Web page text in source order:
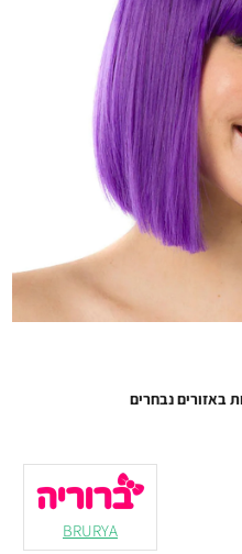
BRURYA